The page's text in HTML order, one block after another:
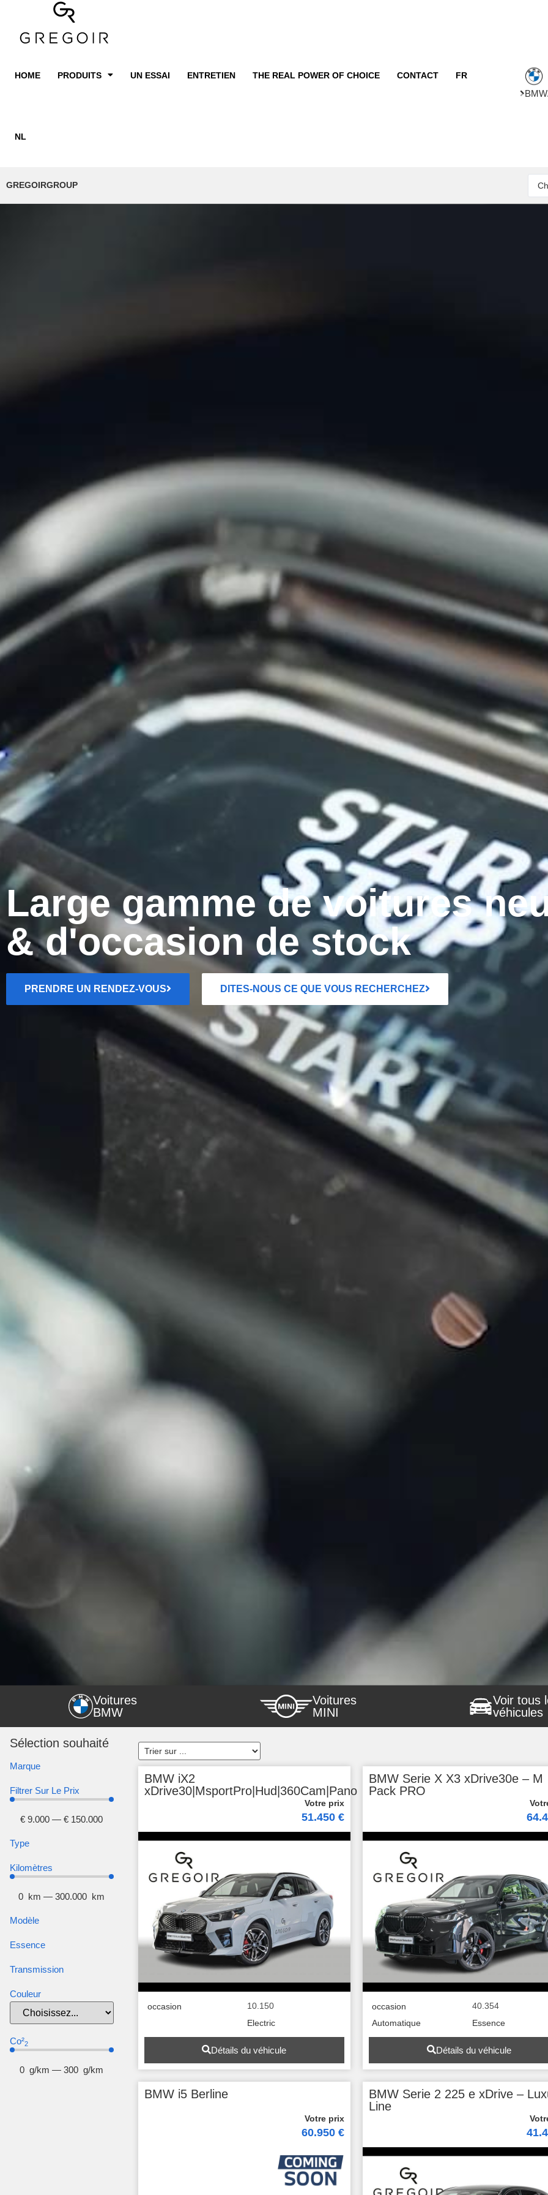
HOME PRODUITS UN ESSAI ENTRETIEN THE REAL POWER OF CHOICE CONTACT FR
NL
GREGOIRGROUP
Large gamme de voitures
& d'occasion de stock
PRENDRE UN RENDEZ-VOUS DITES-NOUS CE QUE VOUS RECHERCHEZ
Voitures
BMW
Voitures
MINI
Voir tous
véhicules
Sélection souhaité
Marque
Filtrer Sur Le Prix
€ 9.000 —€ 150.000
Type
Kilomètres
0 km —300.000 km
Modèle
Essence
Transmission
Couleur
Co²2
0 g/km —300 g/km
BMW iX2
xDrive30|MsportPro|Hud|360Cam|Pano
51.450 €
occasion
10.150
Electric
Détails du véhicule
BMW Serie X X3 xDrive30e – M
Pack PRO
occasion
40.354
Automatique
Essence
Détails du véhicule
BMW i5 Berline
60.950 €
BMW Serie 2 225 e xDrive –
Line